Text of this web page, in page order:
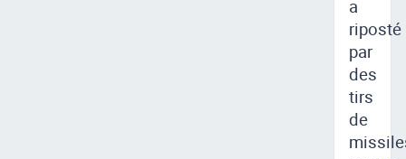
a
riposté
par
des
tirs
de